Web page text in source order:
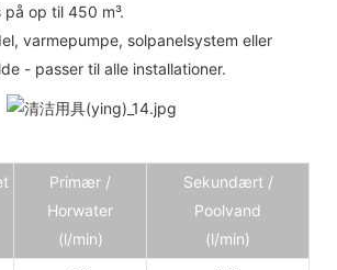
op til 450 m³.
varmepumpe, solpanelsystem eller
- passer til alle installationer.
Primær /
Horwater
(l/min)
Sekundært /
Poolvand
(l/min)